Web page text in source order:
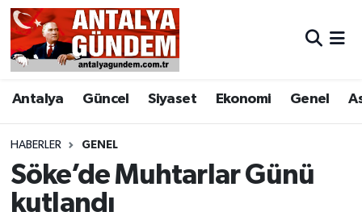
Antalya Güncel Siyaset Ekonomi Genel
HABERLER GENEL
Söke’de Muhtarlar Günü
kutlandı
Antalya
Asayiş
Bilim & Teknoloji
Bölge
Antalya Nöbetçi Eczaneler
Antalya Hava Durumu
Antalya Namaz Vakitleri
Antalya Trafik Yoğunluk Haritası